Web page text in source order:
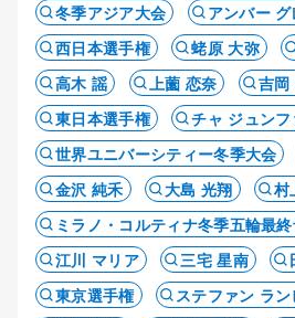
冬季アジア大会
アンバー
西日本選手権
蛯原 大弥
高木 謡
上薗 恋奈
吉岡
東日本選手権
チャ ジュン
世界ユニバーシティー冬季大会
金沢 純禾
大島 光翔
村
ミラノ・コルティナ冬季五輪最
江川 マリア
三宅 星南
東京選手権
ステファン ラ